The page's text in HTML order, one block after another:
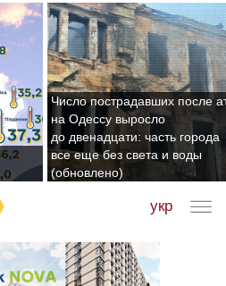
Число пострадавших после
на Одессу выросло
до двенадцати: часть города
все еще без света и воды
(обновлено)
укр